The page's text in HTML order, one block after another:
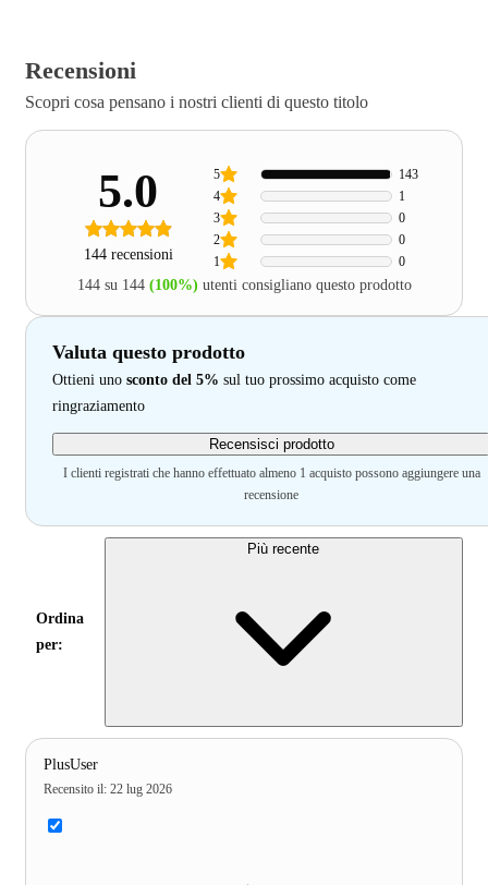
Recensioni
Scopri cosa pensano i nostri clienti di questo titolo
5.0
144 recensioni 1 0
2 0
3 0
4 1
5 143
144 su 144 (100%) utenti consigliano questo prodotto
Valuta questo prodotto
Ottieni uno sconto del 5% sul tuo prossimo acquisto come
ringraziamento
Recensisci prodotto
I clienti registrati che hanno effettuato almeno 1 acquisto possono aggiungere una
recensione
Ordina
per:
Più recente
PlusUser
Recensito il: 22 lug 2026